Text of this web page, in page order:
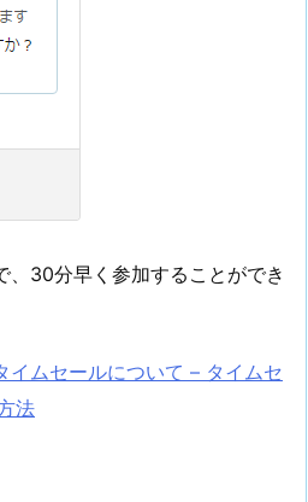
、30分早く参加することができ
イムセールについて – タイムセ
法